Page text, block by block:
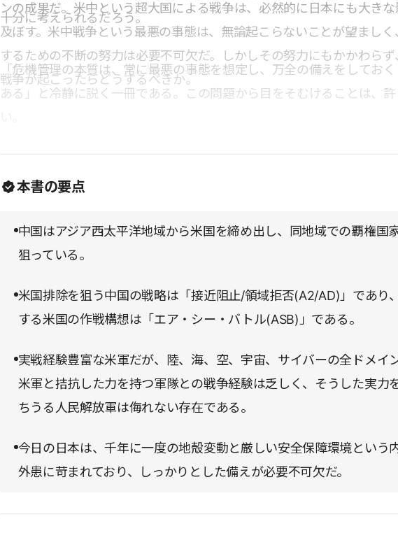
十分に考えられるだろう。
ンの成果だ。米中という超大国による戦争は、必然的に日本にも大きな
及ぼす。米中戦争という最悪の事態は、無論起こらないことが望ましく
するための不断の努力は必要不可欠だ。しかしその努力にもかかわらず
戦争が起こったらどうするべきか。
「危機管理の本質は、常に最悪の事態を想定し、万全の備えをしてお
ある」と冷静に説く一冊である。この問題から目をそむけることは、許
本書の要点
中国はアジア西太平洋地域から米国を締め出し、同地域での覇権国
狙っている。
米国排除を狙う中国の戦略は「接近阻止/領域拒否(A2/AD)」であり
する米国の作戦構想は「エア・シー・バトル(ASB)」である。
実戦経験豊富な米軍だが、陸、海、空、宇宙、サイバーの全ドメイ
米軍と拮抗した力を持つ軍隊との戦争経験は乏しく、そうした実力
ちうる人民解放軍は侮れない存在である。
今日の日本は、千年に一度の地殻変動と厳しい安全保障環境という
外患に苛まれており、しっかりとした備えが必要不可欠だ。